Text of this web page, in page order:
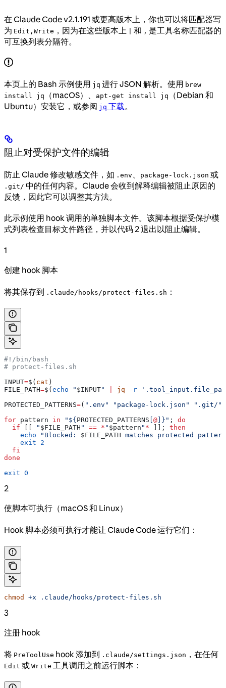
在 Claude Code v2.1.191 或更高版本上，你也可以将匹配器写
为 Edit,Write ，因为在这些版本上 和 , 是工具名称匹配器的
可互换列表分隔符。
本页上的 Bash 示例使用 jq 进行 JSON 解析。使用 brew
install jq
（macOS）、 apt-get install jq
（Debian 和
Ubuntu）安装它，或参阅 jq 下载。
阻止对受保护文件的编辑
防止 Claude 修改敏感文件，如 .env package-lock.json 或
.git/ 中的任何内容。Claude 会收到解释编辑被阻止原因的
反馈，因此它可以调整其方法。
此示例使用 hook 调用的单独脚本文件。该脚本根据受保护模
式列表检查目标文件路径，并以代码 2 退出以阻止编辑。
1
创建 hook 脚本
将其保存到 .claude/hooks/protect-files.sh ：
#!/bin/bash
# protect-files.sh
INPUT=$( cat )
FILE_PATH=$(echo " $INPUT" jq -r
PROTECTED_PATTERNS=( ".env" "package-lock.json" ".git/"
for pattern in "${PROTECTED_PATTERNS [@]}" ; do
  if
[[ " $FILE_PATH " == * " $pattern " * ]]; then
    echo
"Blocked: $FILE_PATH matches protected
    exit
2
  fi
done
exit 0
2
使脚本可执行（macOS 和 Linux）
Hook 脚本必须可执行才能让 Claude Code 运行它们：
chmod +x .claude/hooks/protect-files.sh
3
注册 hook
将 PreToolUse hook 添加到 .claude/settings.json ，在任何
Edit 或 Write 工具调用之前运行脚本：